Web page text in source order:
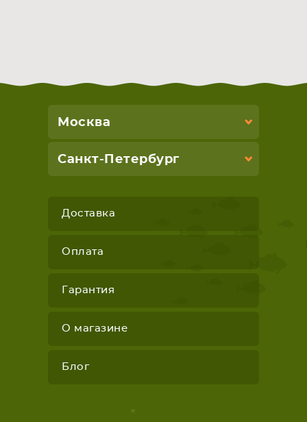
Москва
Санкт-Петербург
Доставка
Оплата
Гарантия
О магазине
Блог